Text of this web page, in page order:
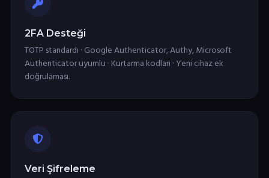
2FA Desteği
TOTP standardı · Google Authenticator, Authy, Microsoft
Authenticator uyumlu · Kurtarma kodları · Yeni cihaz ek
doğrulaması.
Veri Şifreleme